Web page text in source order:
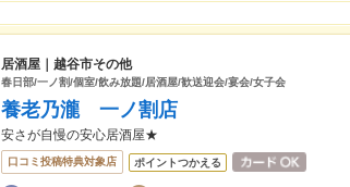
居酒屋｜越谷市その他
春日部/一ノ割/個室/飲み放題/居酒屋/歓送迎会/宴会/女子会
養老乃瀧 一ノ割店
安さが自慢の安心居酒屋★
口コミ投稿特典対象店 ポイントつかえる